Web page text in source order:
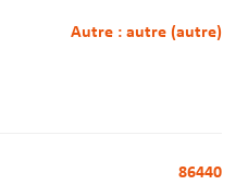
autre : autre (autre)
86440